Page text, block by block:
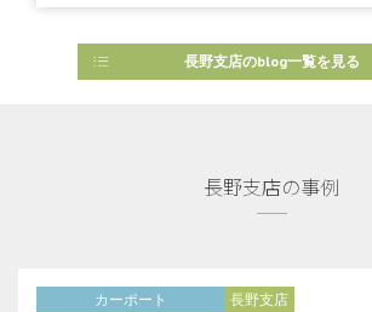
長野支店のblog一覧を見る
長野支店の事例
カーポート 長野支店